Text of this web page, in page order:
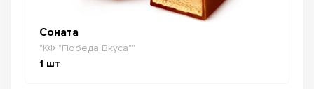
Соната
"КФ "Победа Вкуса""
1 шт